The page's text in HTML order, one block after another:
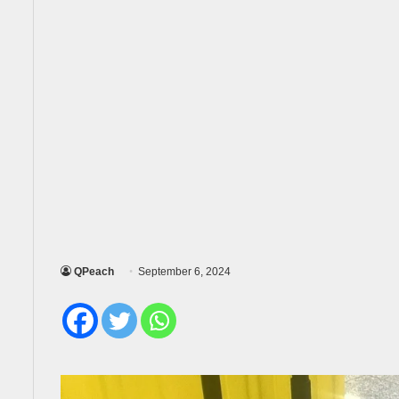
QPeach September 6, 2024